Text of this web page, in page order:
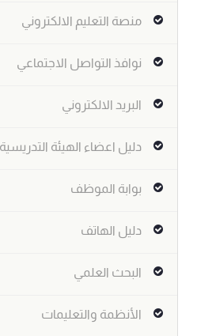
منصة التعليم الالكتروني
نوافذ التواصل الاجتماعي
البريد الالكتروني
دليل اعضاء الهيئة التدريسية
بوابة الموظف
دليل الهاتف
البحث العلمي
الأنظمة والتعليمات